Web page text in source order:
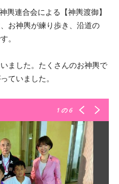
輿連合会による【神輿渡御】
お神輿が練り歩き、沿道の
。
ました。たくさんのお神輿で
ていました。
1 の 6